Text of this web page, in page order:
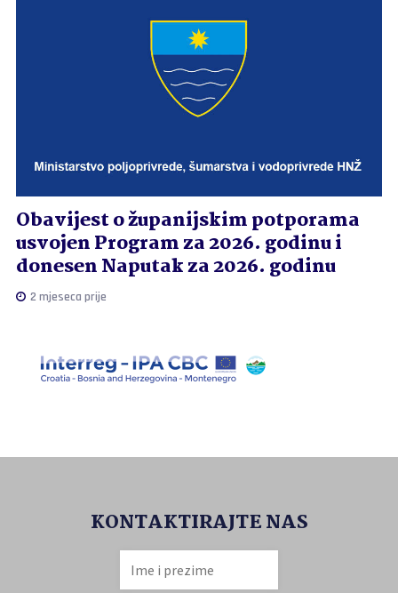
Obavijest o županijskim potporama
usvojen Program za 2026. godinu i
donesen Naputak za 2026. godinu
2 mjeseca prije
KONTAKTIRAJTE NAS